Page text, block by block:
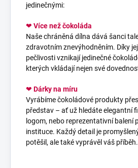
jedinečnými:
❤ Více než čokoláda
Naše chráněná dílna dává šanci
zdravotním znevýhodněním. Díky
pečlivosti vznikají jedinečné
kterých vkládají nejen své
❤ Dárky na míru
Vyrábíme čokoládové produkty
představ – ať už hledáte elegantní
logom, nebo reprezentativní balení
instituce. Každý detail je
potěšil, ale také vyprávěl váš příběh.